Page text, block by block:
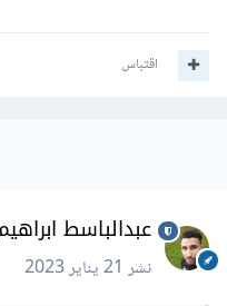
اقتباس
عبدالباسط ابراهيم
نشر21 يناير 2023